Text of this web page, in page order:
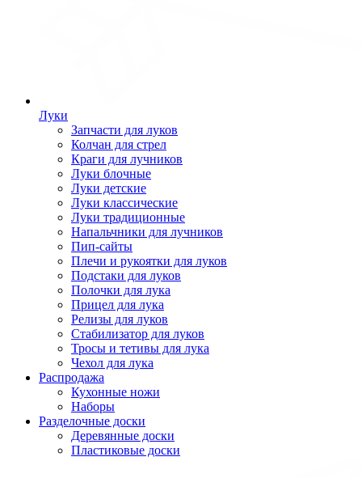
Луки
Запчасти для луков
Колчан для стрел
Краги для лучников
Луки блочные
Луки детские
Луки классические
Луки традиционные
Напальчники для лучников
Пип-сайты
Плечи и рукоятки для луков
Подстаки для луков
Полочки для лука
Прицел для лука
Релизы для луков
Стабилизатор для луков
Тросы и тетивы для лука
Чехол для лука
Распродажа
Кухонные ножи
Наборы
Разделочные доски
Деревянные доски
Пластиковые доски